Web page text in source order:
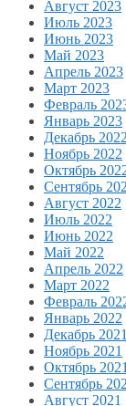
Август 2023
Июль 2023
Июнь 2023
Май 2023
Апрель 2023
Март 2023
Февраль
Январь 2023
Декабрь 2022
Ноябрь 2022
Октябрь
Сентябрь
Август 2022
Июль 2022
Июнь 2022
Май 2022
Апрель 2022
Март 2022
Февраль
Январь 2022
Декабрь 2021
Ноябрь 2021
Октябрь 2021
Сентябрь
Август 2021